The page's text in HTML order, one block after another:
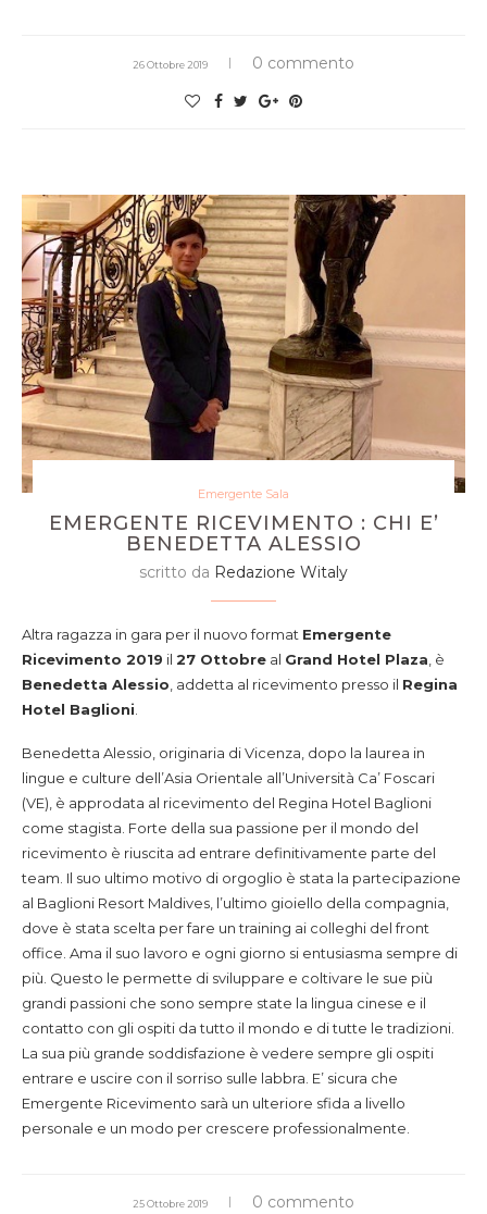
26 Ottobre 2019 0 commento
Emergente Sala
EMERGENTE RICEVIMENTO : CHI E’
BENEDETTA ALESSIO
scritto da Redazione Witaly
Altra ragazza in gara per il nuovo format Emergente
Ricevimento 2019 il 27 Ottobre al Grand Hotel Plaza, è
Benedetta Alessio, addetta al ricevimento presso il Regina
Hotel Baglioni.
Benedetta Alessio, originaria di Vicenza, dopo la laurea in
lingue e culture dell’Asia Orientale all’Università Ca’ Foscari
(VE), è approdata al ricevimento del Regina Hotel Baglioni
come stagista. Forte della sua passione per il mondo del
ricevimento è riuscita ad entrare definitivamente parte del
team. Il suo ultimo motivo di orgoglio è stata la partecipazione
al Baglioni Resort Maldives, l’ultimo gioiello della compagnia,
dove è stata scelta per fare un training ai colleghi del front
office. Ama il suo lavoro e ogni giorno si entusiasma sempre di
più. Questo le permette di sviluppare e coltivare le sue più
grandi passioni che sono sempre state la lingua cinese e il
contatto con gli ospiti da tutto il mondo e di tutte le tradizioni.
La sua più grande soddisfazione è vedere sempre gli ospiti
entrare e uscire con il sorriso sulle labbra. E’ sicura che
Emergente Ricevimento sarà un ulteriore sfida a livello
personale e un modo per crescere professionalmente.
25 Ottobre 2019 0 commento